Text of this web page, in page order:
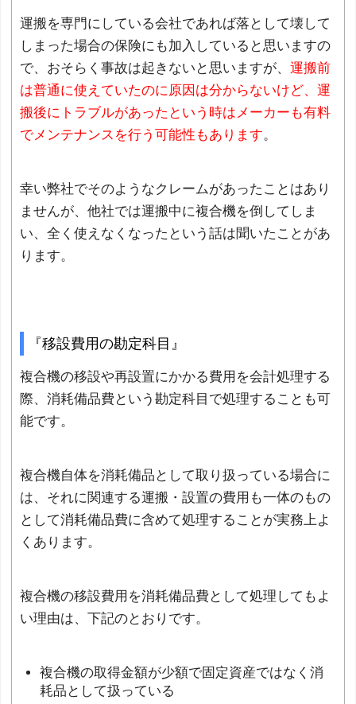
運搬を専門にしている会社であれば落として壊して
しまった場合の保険にも加入していると思いますの
で、おそらく事故は起きないと思いますが、 運搬前
は普通に使えていたのに原因は分からないけど、運
搬後にトラブルがあったという時はメーカーも有料
でメンテナンスを行う可能性もあります。
幸い弊社でそのようなクレームがあったことはあり
ませんが、他社では運搬中に複合機を倒してしま
い、全く使えなくなったという話は聞いたことがあ
ります。
『移設費用の勘定科目』
複合機の移設や再設置にかかる費用を会計処理する
際、消耗備品費という勘定科目で処理することも可
能です。
複合機自体を消耗備品として取り扱っている場合に
は、それに関連する運搬・設置の費用も一体のもの
として消耗備品費に含めて処理することが実務上よ
くあります。
複合機の移設費用を消耗備品費として処理してもよ
い理由は、下記のとおりです。
複合機の取得金額が少額で固定資産ではなく消
耗品として扱っている